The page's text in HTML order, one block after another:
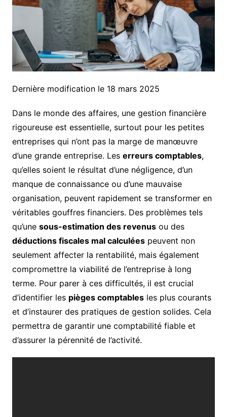
Dernière modification le 18 mars 2025
Dans le monde des affaires, une gestion financière
rigoureuse est essentielle, surtout pour les petites
entreprises qui n’ont pas la marge de manœuvre
d’une grande entreprise. Les erreurs comptables,
qu’elles soient le résultat d’une négligence, d’un
manque de connaissance ou d’une mauvaise
organisation, peuvent rapidement se transformer en
véritables gouffres financiers. Des problèmes tels
qu’une sous-estimation des revenusou des
déductions fiscales mal calculéespeuvent non
seulement affecter la rentabilité, mais également
compromettre la viabilité de l’entreprise à long
terme. Pour parer à ces difficultés, il est crucial
d’identifier les pièges comptablesles plus courants
et d’instaurer des pratiques de gestion solides. Cela
permettra de garantir une comptabilité fiable et
d’assurer la pérennité de l’activité.